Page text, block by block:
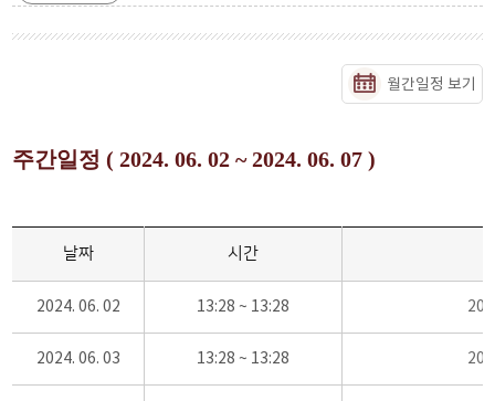
월간일정 보기
주간일정 ( 2024. 06. 02 ~ 2024. 06. 07 )
날짜 시간
2024. 06. 02 13:28 ~ 13:28
2024. 06. 03 13:28 ~ 13:28